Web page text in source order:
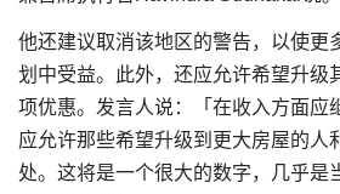
他还建议取消该地区的警告，以使更
划中受益。此外，还应允许希望升级
项优惠。发言人说：「在收入方面应
应允许那些希望升级到更大房屋的人
处。这将是一个很大的数字，几乎是